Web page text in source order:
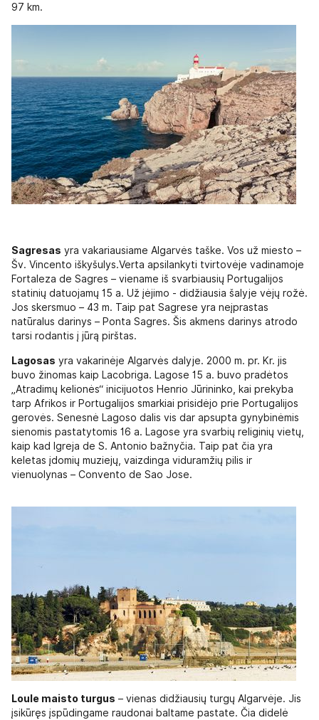
97 km.
Sagresas yra vakariausiame Algarvės taške. Vos už miesto –
Šv. Vincento iškyšulys.Verta apsilankyti tvirtovėje vadinamoje
Fortaleza de Sagres – viename iš svarbiausių Portugalijos
statinių datuojamų 15 a. Už įėjimo - didžiausia šalyje vėjų rožė.
Jos skersmuo – 43 m. Taip pat Sagrese yra neįprastas
natūralus darinys – Ponta Sagres. Šis akmens darinys atrodo
tarsi rodantis į jūrą pirštas.
Lagosas yra vakarinėje Algarvės dalyje. 2000 m. pr. Kr. jis
buvo žinomas kaip Lacobriga. Lagose 15 a. buvo pradėtos
„Atradimų kelionės“ inicijuotos Henrio Jūrininko, kai prekyba
tarp Afrikos ir Portugalijos smarkiai prisidėjo prie Portugalijos
gerovės. Senesnė Lagoso dalis vis dar apsupta gynybinėmis
sienomis pastatytomis 16 a. Lagose yra svarbių religinių vietų,
kaip kad Igreja de S. Antonio bažnyčia. Taip pat čia yra
keletas įdomių muziejų, vaizdinga viduramžių pilis ir
vienuolynas – Convento de Sao Jose.
Loule maisto turgus – vienas didžiausių turgų Algarvėje. Jis
įsikūręs įspūdingame raudonai baltame pastate. Čia didelė